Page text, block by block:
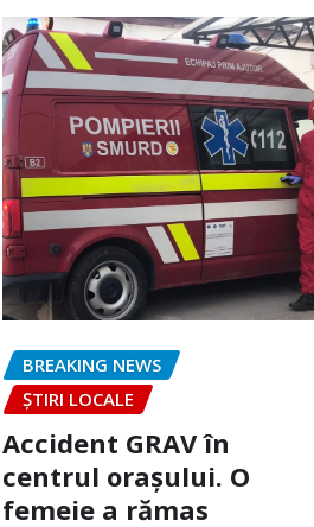
BREAKING NEWS
ȘTIRI LOCALE
Accident GRAV în
centrul orașului. O
femeie a rămas